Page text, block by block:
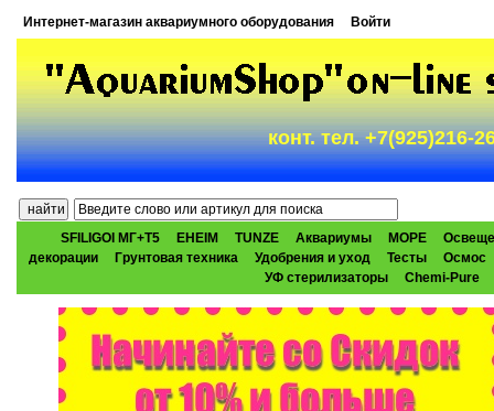
Интернет-магазин аквариумного оборудования Войти
конт. тел. +7(925)216-
SFILIGOI МГ+Т5 EHEIM TUNZE Аквариумы МОРЕ
декорации
Грунтовая техника Удобрения и уход Тесты
Осмос
УФ стерилизаторы
Chemi-Pure